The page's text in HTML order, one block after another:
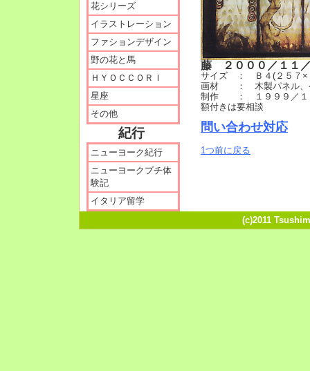
花シリーズ
イラストレーション
ファションデザイン
野の花と馬
ＨＹＯＣＣＯＲＩ
星座
その他
紀行
ニューヨーク紀行
ニューヨークプチ体
験記
イタリア留学
藤 ２０００／１１
サイズ ： Ｂ４(２５７×
画材 ： 木製パネル、ケ
制作 ： １９９９／１
額付きは要相談
問い合わせ対応
1つ前に戻る
(c)2011